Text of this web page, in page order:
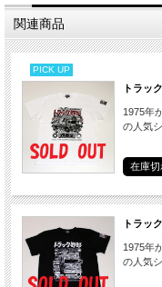
関連商品
PICK UP
トラッ
1975年
の人気
在庫切
トラッ
1975年
の人気